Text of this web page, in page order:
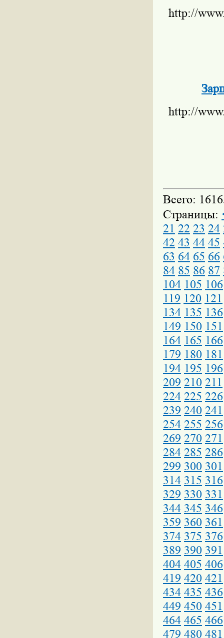
http://
http://
Всего:
Страницы:
21 22 23 24
42 43 44 45
63 64 65 66
84 85 86 87
104 105 106
119 120 121
134 135 136
149 150 151
164 165 166
179 180 181
194 195 196
209 210 211
224 225 226
239 240 241
254 255 256
269 270 271
284 285 286
299 300 301
314 315 316
329 330 331
344 345 346
359 360 361
374 375 376
389 390 391
404 405 406
419 420 421
434 435 436
449 450 451
464 465 466
479 480 481